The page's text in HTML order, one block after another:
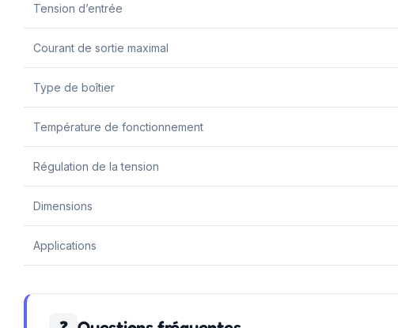
Tension d’entrée
Courant de sortie maximal
Type de boîtier
Température de fonctionnement
Régulation de la tension
Dimensions
Applications